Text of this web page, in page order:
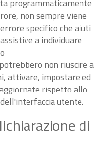
programmaticamente
non sempre viene
specifico che aiuti
a individuare
non riuscire a
attivare, impostare ed
rispetto allo
utente.
di